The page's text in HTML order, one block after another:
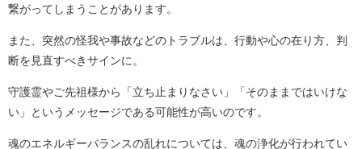
繋がってしまうことがあります。
また、突然の怪我や事故などのトラブルは、行動や心の在り方、判
断を見直すべきサインに。
守護霊やご先祖様から「立ち止まりなさい」「そのままではいけな
い」というメッセージである可能性が高いのです。
魂のエネルギーバランスの乱れについては、魂の浄化が行われてい